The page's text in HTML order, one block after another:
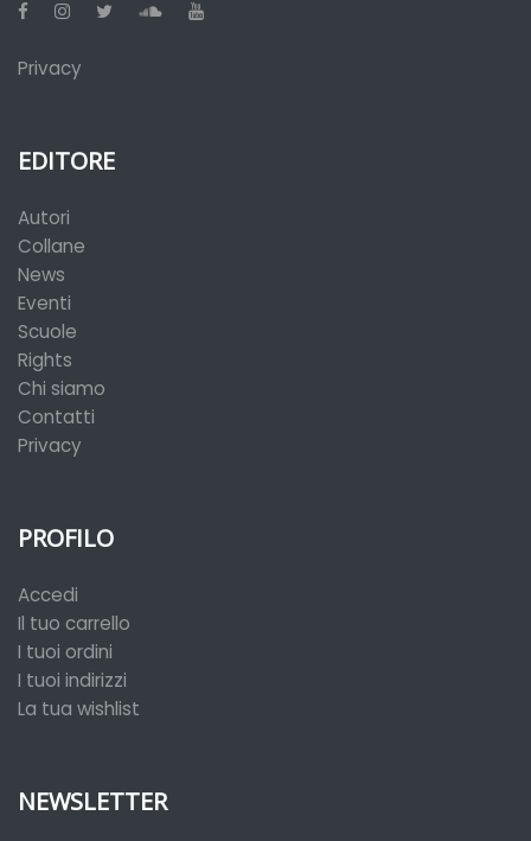
Privacy
EDITORE
Autori
Collane
News
Eventi
Scuole
Rights
Chi siamo
Contatti
Privacy
PROFILO
Accedi
Il tuo carrello
I tuoi ordini
I tuoi indirizzi
La tua wishlist
NEWSLETTER